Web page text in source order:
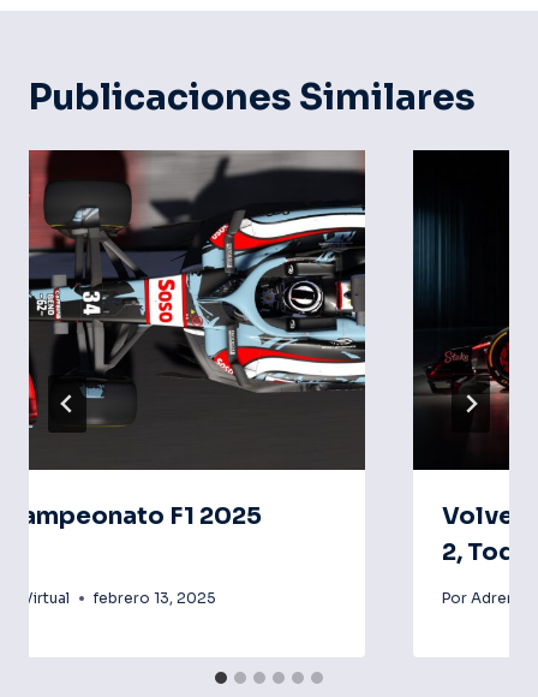
Publicaciones Similares
F1 2025
Virtual febrero 13, 2025
2,
Por